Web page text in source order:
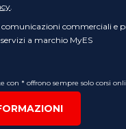
comunicazioni commerciali e
a marchio MyES
con * offrono sempre solo corsi